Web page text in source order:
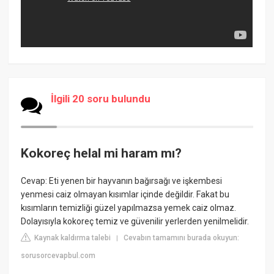
İlgili 20 soru bulundu
Kokoreç helal mi haram mı?
Cevap: Eti yenen bir hayvanın bağırsağı ve işkembesi
yenmesi caiz olmayan kısımlar içinde değildir. Fakat bu
kısımların temizliği güzel yapılmazsa yemek caiz olmaz.
Dolayısıyla kokoreç temiz ve güvenilir yerlerden yenilmelidir.
Kaynak kaldırma talebi |Cevabın tamamını burada okuyun:
sorusorcevapbul.com